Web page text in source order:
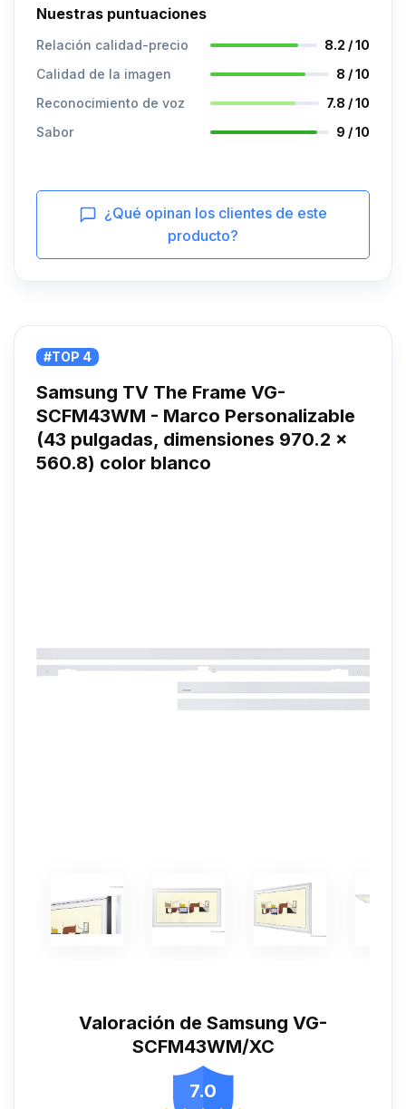
Nuestras puntuaciones
Relación calidad-precio
8.2 / 10
Calidad de la imagen
8 / 10
Reconocimiento de voz
7.8 / 10
Sabor
9 / 10
¿Qué opinan los clientes de este
producto?
#TOP 4
Samsung TV The Frame VG-
SCFM43WM - Marco Personalizable
(43 pulgadas, dimensiones 970.2 x
560.8) color blanco
Valoración de Samsung VG-
SCFM43WM/XC
7.0